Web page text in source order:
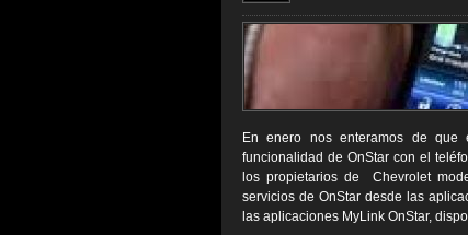
En enero nos enteramos de
funcionalidad de OnStar con el
los propietarios de Chevrolet
servicios de OnStar desde las
las aplicaciones MyLink OnStar,